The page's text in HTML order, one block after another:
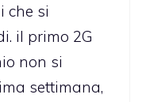
che si
il primo 2G
non si
settimana,